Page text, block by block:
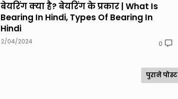
बेयरिंग क्या है? बेयरिंग के प्रकार | What Is
Bearing In Hindi, Types Of Bearing In
Hindi
2/04/2024 0
पुराने पोस्ट